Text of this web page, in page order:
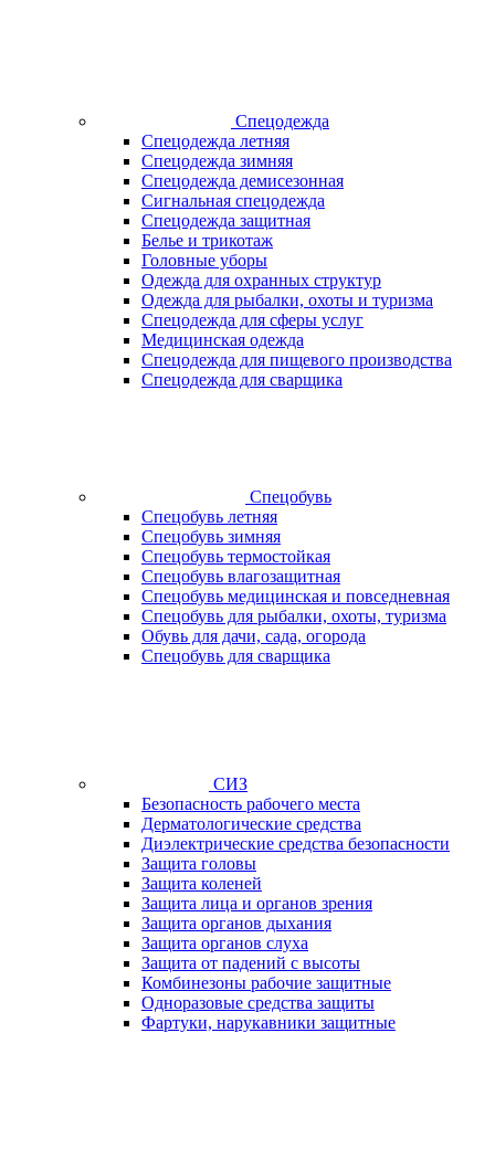
Спецодежда
Спецодежда летняя
Спецодежда зимняя
Спецодежда демисезонная
Сигнальная спецодежда
Спецодежда защитная
Белье и трикотаж
Головные уборы
Одежда для охранных структур
Одежда для рыбалки, охоты и туризма
Спецодежда для сферы услуг
Медицинская одежда
Спецодежда для пищевого производства
Спецодежда для сварщика
Спецобувь
Спецобувь летняя
Спецобувь зимняя
Спецобувь термостойкая
Спецобувь влагозащитная
Спецобувь медицинская и повседневная
Спецобувь для рыбалки, охоты, туризма
Обувь для дачи, сада, огорода
Спецобувь для сварщика
СИЗ
Безопасность рабочего места
Дерматологические средства
Диэлектрические средства безопасности
Защита головы
Защита коленей
Защита лица и органов зрения
Защита органов дыхания
Защита органов слуха
Защита от падений с высоты
Комбинезоны рабочие защитные
Одноразовые средства защиты
Фартуки, нарукавники защитные